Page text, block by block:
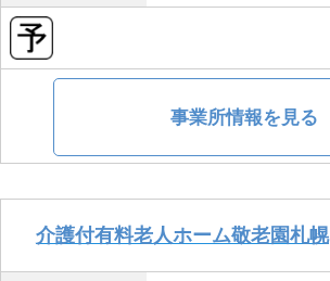
事業所情報を見る
介護付有料老人ホーム敬老園札幌